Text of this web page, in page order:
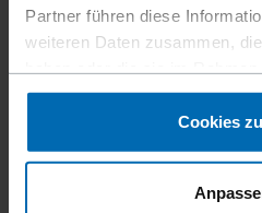
Partner führen diese
weiteren Daten zusammen,
gesammelt haben.
Cookies